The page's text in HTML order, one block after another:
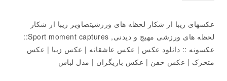
عکسهای زیبا از شکار لحظه های ورزشیتصاویر زیبا از شکار
لحظه های ورزشی مهیج و دیدنی, Sport moment captures::
عکسونه :: دانلود عکس | عکس عاشقانه | عکس زیبا | عکس
متحرک | عکس خفن | عکس بازیگران | مدل لباس